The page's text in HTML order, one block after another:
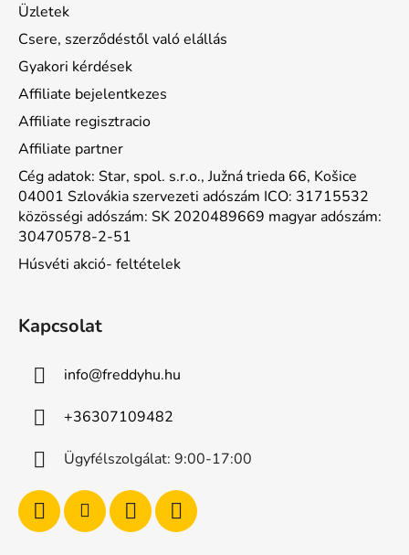
Üzletek
Csere, szerződéstől való elállás
Gyakori kérdések
Affiliate bejelentkezes
Affiliate regisztracio
Affiliate partner
Cég adatok: Star, spol. s.r.o., Južná trieda 66, Košice
04001 Szlovákia szervezeti adószám ICO: 31715532
közösségi adószám: SK 2020489669 magyar adószám:
30470578-2-51
Húsvéti akció- feltételek
Kapcsolat
info@freddyhu.hu
+36307109482
Ügyfélszolgálat: 9:00-17:00